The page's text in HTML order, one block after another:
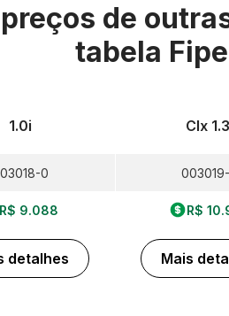
de
tabela Fipe
1.0i
0
R$ 9.088
detalhes
Clx
R$
Mais